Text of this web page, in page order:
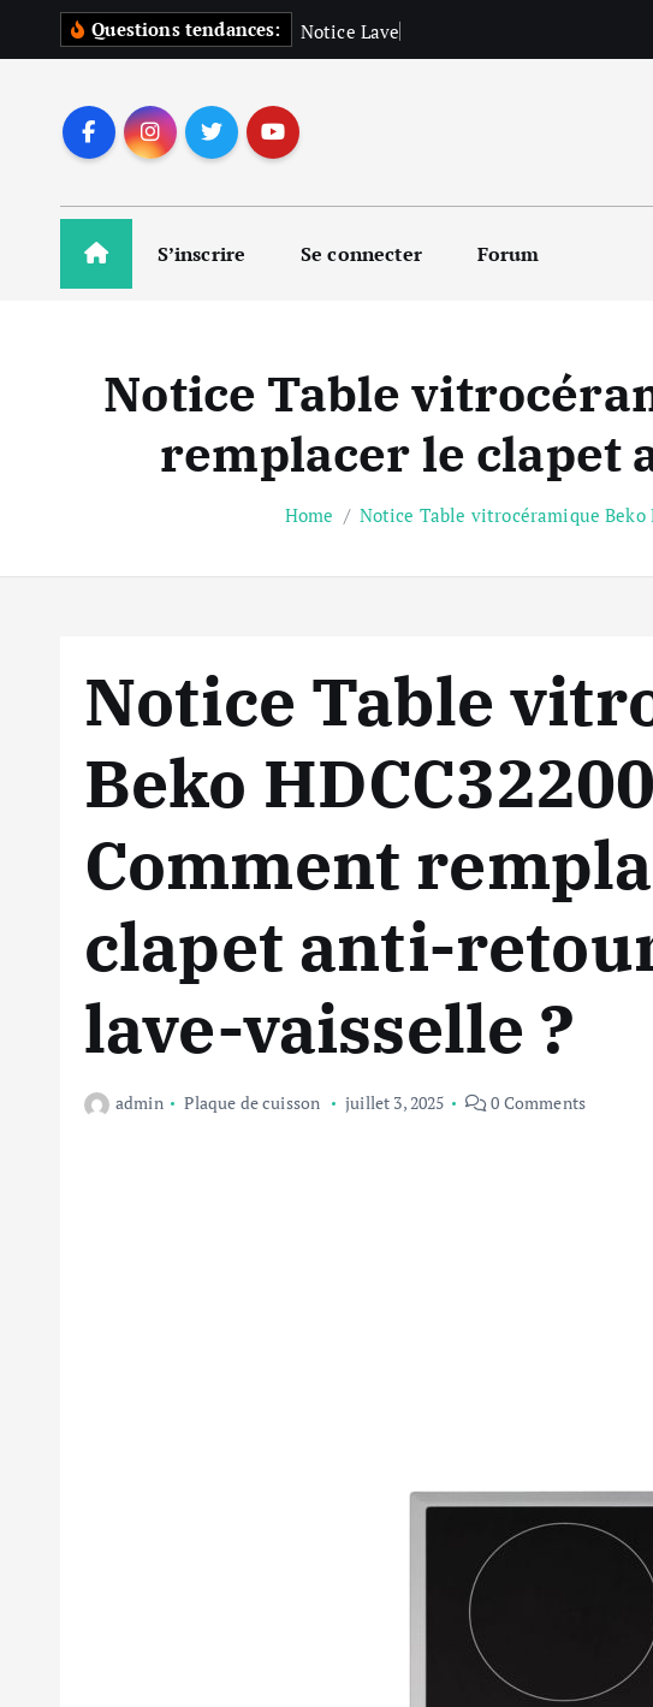
Questions tendances: Notice Lave
S’inscrire Se connecter Forum
Notice Table
remplacer le clapet
Home Notice Table vitrocéramique
Notice Table
Beko
Comment
clapet anti-
lave-vaisselle ?
admin Plaque de cuisson juillet 3, 2025 0 Comments